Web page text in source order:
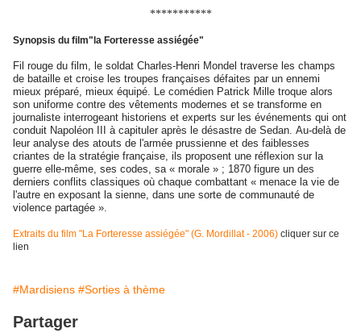
***********
Synopsis du film"la Forteresse assiégée"
Fil rouge du film, le soldat Charles-Henri Mondel traverse les champs
de bataille et croise les troupes françaises défaites par un ennemi
mieux préparé, mieux équipé. Le comédien Patrick Mille troque alors
son uniforme contre des vêtements modernes et se transforme en
journaliste interrogeant historiens et experts sur les événements qui ont
conduit Napoléon III à capituler après le désastre de Sedan. Au-delà de
leur analyse des atouts de l'armée prussienne et des faiblesses
criantes de la stratégie française, ils proposent une réflexion sur la
guerre elle-même, ses codes, sa « morale » ; 1870 figure un des
derniers conflits classiques où chaque combattant « menace la vie de
l'autre en exposant la sienne, dans une sorte de communauté de
violence partagée ».
Extraits du film "La Forteresse assiégée" (G. Mordillat - 2006) cliquer sur ce
lien
#Mardisiens #Sorties à thème
Partager